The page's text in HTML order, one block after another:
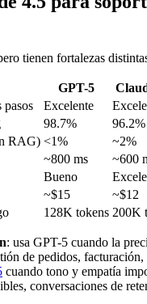
tienen fortalezas
GPT-5
pasos
Excelente
98.7%
96.2%
RAG) <1%
~2%
~800 ms
~600
Bueno
~$15
~$12
128K tokens 200K
: usa GPT-5 cuando la
de pedidos, facturación,
cuando tono y empatía
conversaciones de